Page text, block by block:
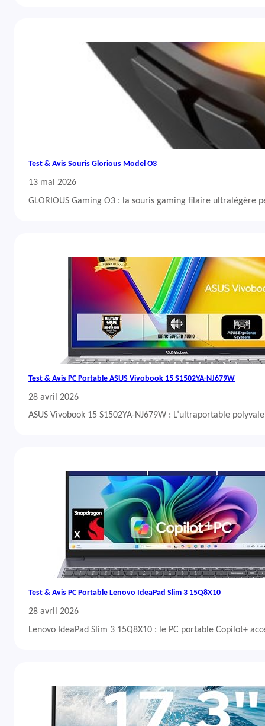
Test & Avis Souris Glorious Model O3
13 mai 2026
GLORIOUS Gaming O3 : la souris gaming filaire ultralégère
Test & Avis PC Portable ASUS Vivobook 15 S1502YA-NJ679W
28 avril 2026
ASUS Vivobook 15 S1502YA-NJ679W : L’ultraportable
Test & Avis PC Portable Lenovo IdeaPad Slim 3 15Q8X10
28 avril 2026
Lenovo IdeaPad Slim 3 15Q8X10 : le PC portable Copilot+